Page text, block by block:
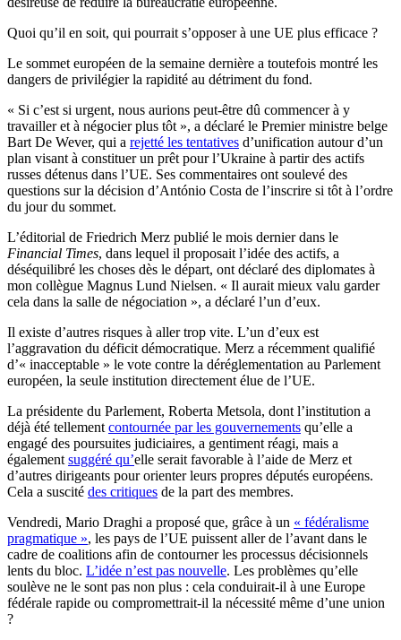
Quoi qu’il en soit, qui pourrait s’opposer à une UE plus efficace ?
Le sommet européen de la semaine dernière a toutefois montré les
dangers de privilégier la rapidité au détriment du fond.
« Si c’est si urgent, nous aurions peut-être dû commencer à y
travailler et à négocier plus tôt », a déclaré le Premier ministre belge
Bart De Wever, qui a rejetté les tentatives d’unification autour d’un
plan visant à constituer un prêt pour l’Ukraine à partir des actifs
russes détenus dans l’UE. Ses commentaires ont soulevé des
questions sur la décision d’António Costa de l’inscrire si tôt à l’ordre
du jour du sommet.
L’éditorial de Friedrich Merz publié le mois dernier dans le
Financial Times, dans lequel il proposait l’idée des actifs, a
déséquilibré les choses dès le départ, ont déclaré des diplomates à
mon collègue Magnus Lund Nielsen. « Il aurait mieux valu garder
cela dans la salle de négociation », a déclaré l’un d’eux.
Il existe d’autres risques à aller trop vite. L’un d’eux est
l’aggravation du déficit démocratique. Merz a récemment qualifié
d’« inacceptable » le vote contre la déréglementation au Parlement
européen, la seule institution directement élue de l’UE.
La présidente du Parlement, Roberta Metsola, dont l’institution a
déjà été tellement contournée par les gouvernements qu’elle a
engagé des poursuites judiciaires, a gentiment réagi, mais a
également suggéré qu’elle serait favorable à l’aide de Merz et
d’autres dirigeants pour orienter leurs propres députés européens.
Cela a suscité des critiques de la part des membres.
Vendredi, Mario Draghi a proposé que, grâce à un « fédéralisme
pragmatique », les pays de l’UE puissent aller de l’avant dans le
cadre de coalitions afin de contourner les processus décisionnels
lents du bloc. L’idée n’est pas nouvelle. Les problèmes qu’elle
soulève ne le sont pas non plus : cela conduirait-il à une Europe
fédérale rapide ou compromettrait-il la nécessité même d’une union
?